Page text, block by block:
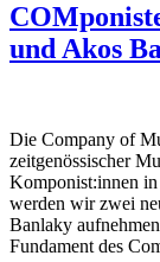
und Akos
Die Company of
zeitgenössischer
Komponist:innen
werden wir zwei
Banlaky
Fundament des